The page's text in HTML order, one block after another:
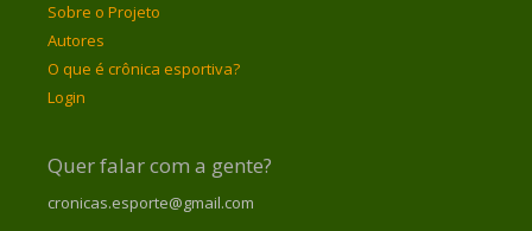
Sobre o Projeto
Autores
O que é crônica esportiva?
Login
Quer falar com a gente?
cronicas.esporte@gmail.com